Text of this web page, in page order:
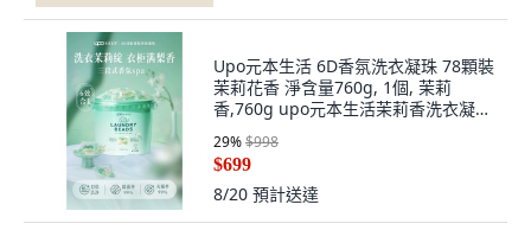
Upo元本生活 6D香氛洗衣凝珠 78顆裝
茉莉花香 淨含量760g, 1個, 茉莉
香,760g upo元本生活茉莉香洗衣凝珠
29%$998
$699
8/20 預計送達